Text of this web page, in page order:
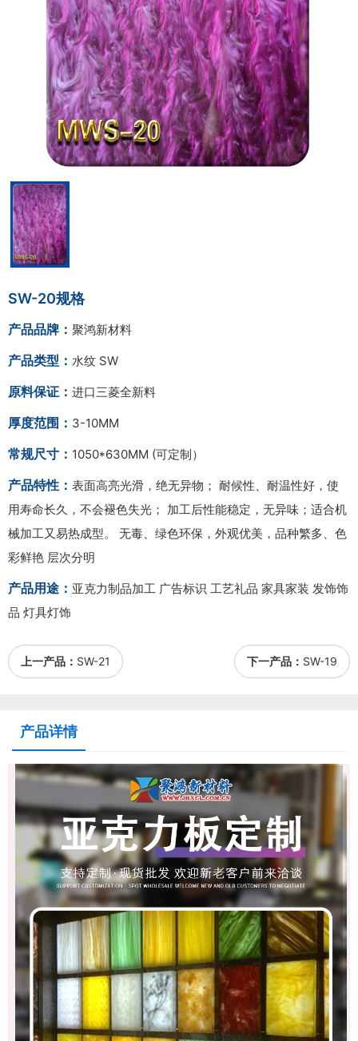
SW-20规格
产品品牌： 聚鸿新材料
产品类型： 水纹 SW
原料保证： 进口三菱全新料
厚度范围： 3-10MM
常规尺寸： 1050*630MM (可定制）
产品特性： 表面高亮光滑，绝无异物； 耐候性、耐温性好，使
用寿命长久，不会褪色失光； 加工后性能稳定，无异味；适合机
械加工又易热成型。 无毒、绿色环保，外观优美，品种繁多、色
彩鲜艳 层次分明
产品用途： 亚克力制品加工 广告标识 工艺礼品 家具家装 发饰饰
品 灯具灯饰
上一产品： SW-21 下一产品： SW-19
产品详情